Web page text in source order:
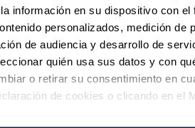
información en su dispositivo con el
personalizados, medición de
de audiencia y desarrollo de
quién usa sus datos y con
o retirar su consentimiento en
de cookies o clicando en el
las sanciones si no se levanta la
a la líder antichavista María
presidencial por la oposición
públicos de elección popular hasta 2036,
de competir en las elecciones del